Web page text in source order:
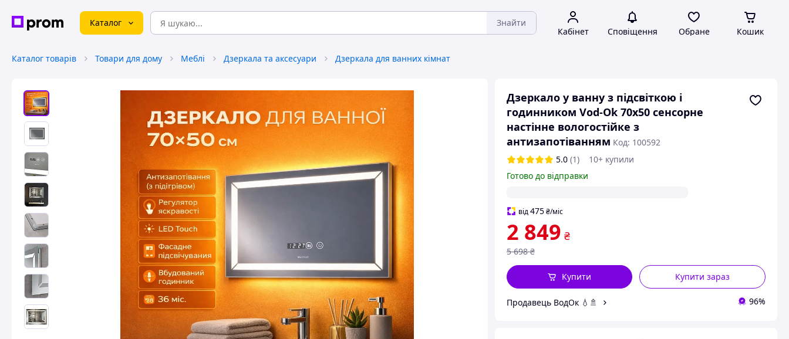
Каталог Знайти
Кабінет Сповіщення Обране Кошик
Каталог товарів Товари для дому Меблі Дзеркала та аксесуари Дзеркала для ванних кімнат
Дзеркало у ванну з підсвіткою і
годинником Vod-Ok 70x50 сенсорне
настінне вологостійке з
антизапотіванням Код: 100592
5.0 (1)
10+ купили
Готово до відправки
від475 ₴/міс
2 849 ₴
5 698 ₴
Купити зараз
Купити
Продавець ВодОк 💧🚿 96%